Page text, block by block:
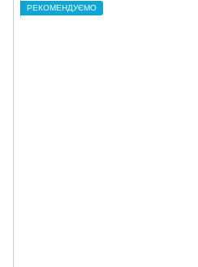
РЕКОМЕНДУЄМО